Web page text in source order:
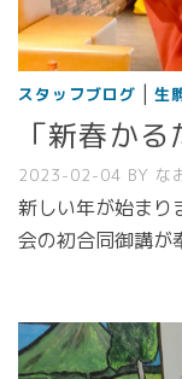
スタッフブログ | 生
「新春か
2023-02-04 BY な
新しい年が始まり
会の初合同御講